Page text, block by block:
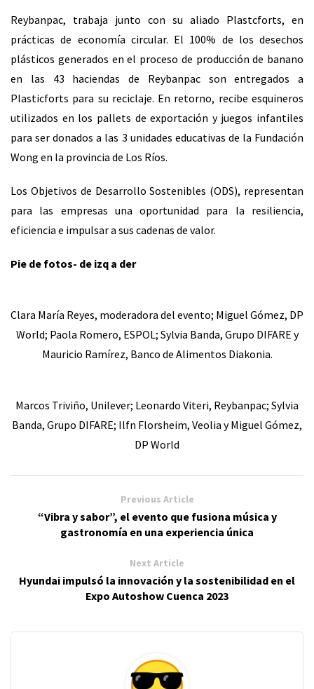
Reybanpac, trabaja junto con su aliado Plastcforts, en
prácticas de economía circular. El 100% de los desechos
plásticos generados en el proceso de producción de banano
en las 43 haciendas de Reybanpac son entregados a
Plasticforts para su reciclaje. En retorno, recibe esquineros
utilizados en los pallets de exportación y juegos infantiles
para ser donados a las 3 unidades educativas de la Fundación
Wong en la provincia de Los Ríos.
Los Objetivos de Desarrollo Sostenibles (ODS), representan
para las empresas una oportunidad para la resiliencia,
eficiencia e impulsar a sus cadenas de valor.
Pie de fotos- de izq a der
Clara María Reyes, moderadora del evento; Miguel Gómez, DP
World; Paola Romero, ESPOL; Sylvia Banda, Grupo DIFARE y
Mauricio Ramírez, Banco de Alimentos Diakonia.
Marcos Triviño, Unilever; Leonardo Viteri, Reybanpac; Sylvia
Banda, Grupo DIFARE; Ilfn Florsheim, Veolia y Miguel Gómez,
DP World
Previous Article
“Vibra y sabor”, el evento que fusiona música y
gastronomía en una experiencia única
Next Article
Hyundai impulsó la innovación y la sostenibilidad en el
Expo Autoshow Cuenca 2023